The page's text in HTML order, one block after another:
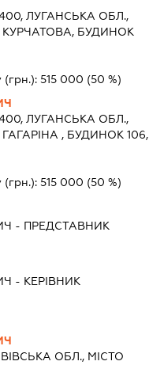
ЛУГАНСЬКА ОБЛ.,
БУДИНОК
(грн.):515 000 (50 %)
ЛУГАНСЬКА ОБЛ.,
, БУДИНОК 106,
(грн.):515 000 (50 %)
- ПРЕДСТАВНИК
- КЕРІВНИК
ОБЛ., МІСТО